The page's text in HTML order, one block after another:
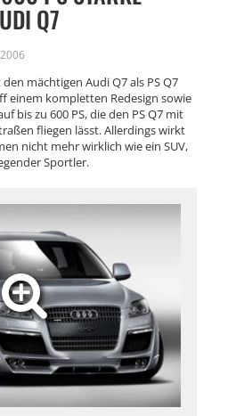
Q7
mächtigen Audi Q7 als PS Q7
einem kompletten Redesign sowie
bis zu 600 PS, die den PS Q7 mit
fliegen lässt. Allerdings wirkt
nicht mehr wirklich wie ein SUV,
Sportler.